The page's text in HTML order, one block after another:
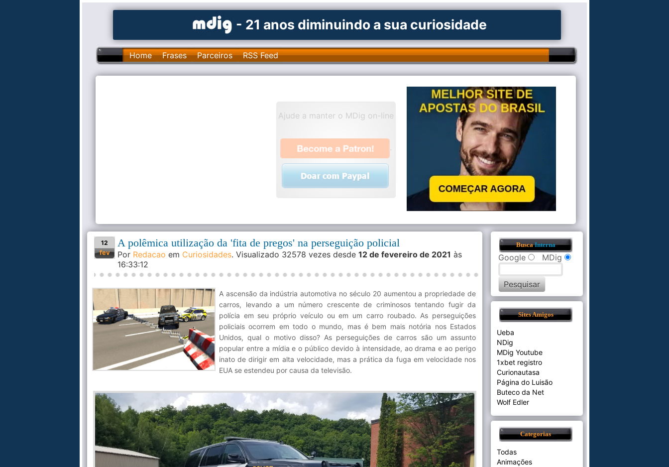
- 21 anos diminuindo a sua curiosidade
Home Frases Parceiros RSS Feed
Ajude a manter o MDig on-line
.
12
fev
A polêmica utilização da 'fita de pregos' na perseguição policial
Por Redacao em Curiosidades. Visualizado 32578 vezes desde 12 de fevereiro de 2021 às
16:33:12
A ascensão da indústria automotiva no século 20 aumentou a propriedade de
carros, levando a um número crescente de criminosos tentando fugir da
polícia em seu próprio veículo ou em um carro roubado. As perseguições
policiais ocorrem em todo o mundo, mas é bem mais notória nos Estados
Unidos, qual o motivo disso? As perseguições de carros são um assunto
popular entre a mídia e o público devido à intensidade, ao drama e ao perigo
inato de dirigir em alta velocidade, mas a prática da fuga em velocidade nos
EUA se estendeu por causa da televisão.
BuscaInterna
Google MDig
Sites Amigos
Ueba
NDig
MDig Youtube
1xbet registro
Curionautasa
Página do Luisão
Buteco da Net
Wolf Edler
Categorias
Todas
Animações